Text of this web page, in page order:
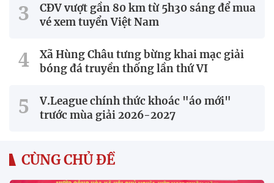
CĐV vượt gần 80 km từ 5h30 sáng để mua
vé xem tuyển Việt Nam
Xã Hùng Châu tưng bừng khai mạc giải
bóng đá truyền thống lần thứ VI
V.League chính thức khoác "áo mới"
trước mùa giải 2026-2027
CÙNG CHỦ ĐỀ